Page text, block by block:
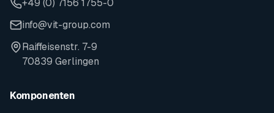
+49 (0) 7156 1755-0
info@vit-group.com
Raiffeisenstr. 7-9
70839 Gerlingen
Komponenten